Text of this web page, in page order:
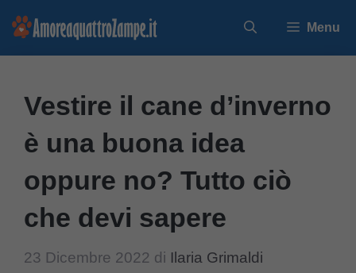
Vai
Menu
Vestire il cane d’inverno
è una buona idea
oppure no? Tutto ciò
che devi sapere
23 Dicembre 2022 di Ilaria Grimaldi